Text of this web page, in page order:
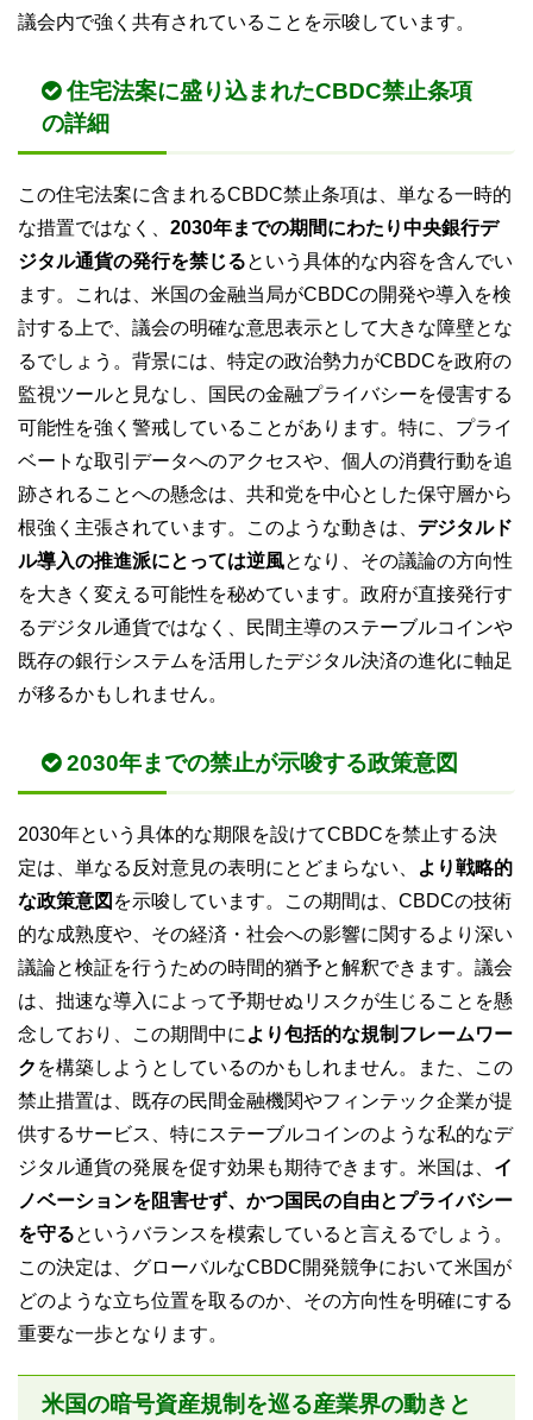
議会内で強く共有されていることを示唆しています。
住宅法案に盛り込まれたCBDC禁止条項
の詳細
この住宅法案に含まれるCBDC禁止条項は、単なる一時的
な措置ではなく、 2030年までの期間にわたり中央銀行デ
ジタル通貨の発行を禁じるという具体的な内容を含んでい
ます。これは、米国の金融当局がCBDCの開発や導入を検
討する上で、議会の明確な意思表示として大きな障壁とな
るでしょう。背景には、特定の政治勢力がCBDCを政府の
監視ツールと見なし、国民の金融プライバシーを侵害する
可能性を強く警戒していることがあります。特に、プライ
ベートな取引データへのアクセスや、個人の消費行動を追
跡されることへの懸念は、共和党を中心とした保守層から
根強く主張されています。このような動きは、 デジタルド
ル導入の推進派にとっては逆風となり、その議論の方向性
を大きく変える可能性を秘めています。政府が直接発行す
るデジタル通貨ではなく、民間主導のステーブルコインや
既存の銀行システムを活用したデジタル決済の進化に軸足
が移るかもしれません。
2030年までの禁止が示唆する政策意図
2030年という具体的な期限を設けてCBDCを禁止する決
定は、単なる反対意見の表明にとどまらない、
より戦略的
な政策意図 を示唆しています。この期間は、CBDCの技術
的な成熟度や、その経済・社会への影響に関するより深い
議論と検証を行うための時間的猶予と解釈できます。議会
は、拙速な導入によって予期せぬリスクが生じることを懸
念しており、この期間中に より包括的な規制フレームワー
ク を構築しようとしているのかもしれません。また、この
禁止措置は、既存の民間金融機関やフィンテック企業が提
供するサービス、特にステーブルコインのような私的なデ
ジタル通貨の発展を促す効果も期待できます。米国は、 イ
ノベーションを阻害せず、かつ国民の自由とプライバシー
を守るというバランスを模索していると言えるでしょう。
この決定は、グローバルなCBDC開発競争において米国が
どのような立ち位置を取るのか、その方向性を明確にする
重要な一歩となります。
米国の暗号資産規制を巡る産業界の動きと